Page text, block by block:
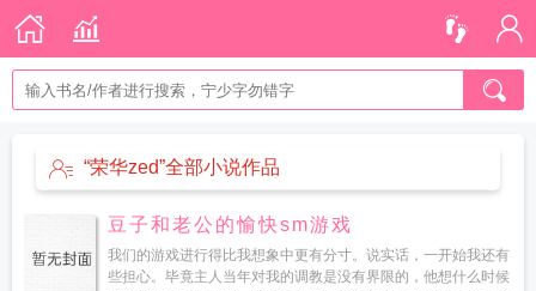
“荣华zed”全部小说作品
豆子和老公的愉快sm游戏
我们的游戏进行得比我想象中更有分寸。说实话，一开始我还有
些担心。毕竟主人当年对我的调教是没有界限的，他想什么时候